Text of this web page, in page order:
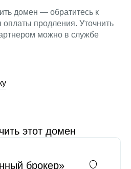
домен — обратитесь к
оплаты продления. Уточнить
можно в службе
этот домен
брокер»